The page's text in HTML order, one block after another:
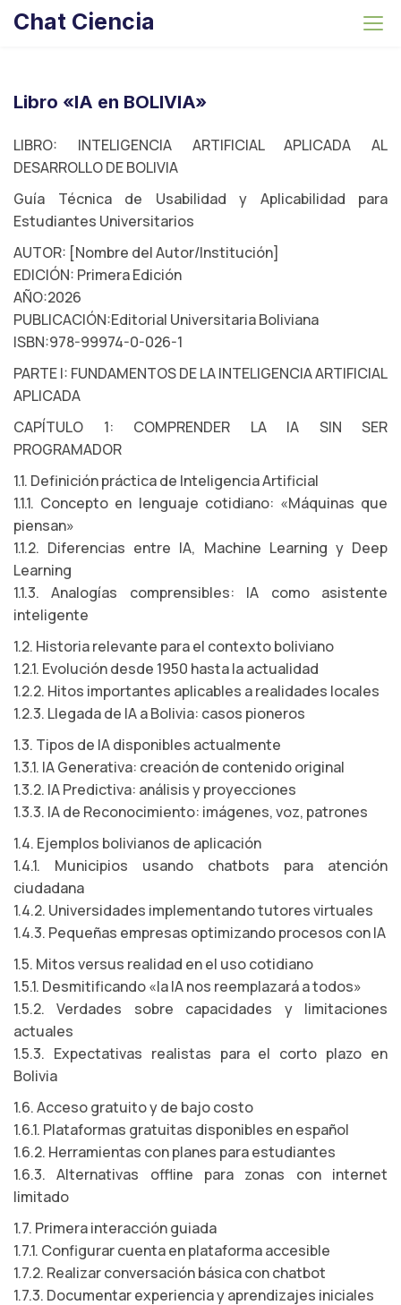
Chat Ciencia
Libro «IA en BOLIVIA»
LIBRO: INTELIGENCIA ARTIFICIAL APLICADA AL
DESARROLLO DE BOLIVIA
Guía Técnica de Usabilidad y Aplicabilidad para
Estudiantes Universitarios
AUTOR: [Nombre del Autor/Institución]
EDICIÓN: Primera Edición
AÑO:2026
PUBLICACIÓN:Editorial Universitaria Boliviana
ISBN:978-99974-0-026-1
PARTE I: FUNDAMENTOS DE LA INTELIGENCIA ARTIFICIAL
APLICADA
CAPÍTULO 1: COMPRENDER LA IA SIN SER
PROGRAMADOR
1.1. Definición práctica de Inteligencia Artificial
1.1.1. Concepto en lenguaje cotidiano: «Máquinas que
piensan»
1.1.2. Diferencias entre IA, Machine Learning y Deep
Learning
1.1.3. Analogías comprensibles: IA como asistente
inteligente
1.2. Historia relevante para el contexto boliviano
1.2.1. Evolución desde 1950 hasta la actualidad
1.2.2. Hitos importantes aplicables a realidades locales
1.2.3. Llegada de IA a Bolivia: casos pioneros
1.3. Tipos de IA disponibles actualmente
1.3.1. IA Generativa: creación de contenido original
1.3.2. IA Predictiva: análisis y proyecciones
1.3.3. IA de Reconocimiento: imágenes, voz, patrones
1.4. Ejemplos bolivianos de aplicación
1.4.1. Municipios usando chatbots para atención
ciudadana
1.4.2. Universidades implementando tutores virtuales
1.4.3. Pequeñas empresas optimizando procesos con IA
1.5. Mitos versus realidad en el uso cotidiano
1.5.1. Desmitificando «la IA nos reemplazará a todos»
1.5.2. Verdades sobre capacidades y limitaciones
actuales
1.5.3. Expectativas realistas para el corto plazo en
Bolivia
1.6. Acceso gratuito y de bajo costo
1.6.1. Plataformas gratuitas disponibles en español
1.6.2. Herramientas con planes para estudiantes
1.6.3. Alternativas offline para zonas con internet
limitado
1.7. Primera interacción guiada
1.7.1. Configurar cuenta en plataforma accesible
1.7.2. Realizar conversación básica con chatbot
1.7.3. Documentar experiencia y aprendizajes iniciales